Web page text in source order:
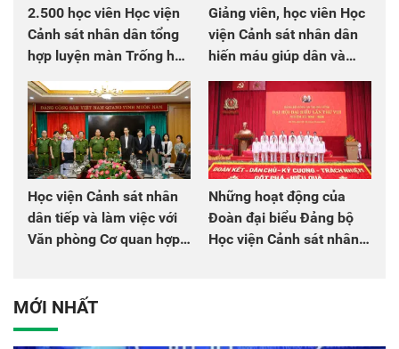
2.500 học viên Học viện
Cảnh sát nhân dân tổng
hợp luyện màn Trống hội
Giảng viên, học viên Học
viện Cảnh sát nhân dân
hiến máu giúp dân và
Học viện Cảnh sát nhân
dân tiếp và làm việc với
Văn phòng Cơ quan hợp
Những hoạt động của
Đoàn đại biểu Đảng bộ
Học viện Cảnh sát nhân
MỚI NHẤT